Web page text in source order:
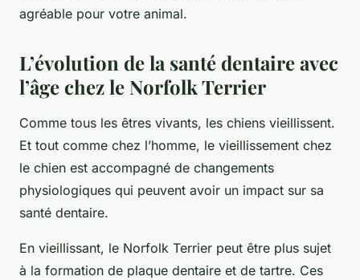
agréable pour votre animal.
L’évolution de la santé dentaire avec
l’âge chez le Norfolk Terrier
Comme tous les êtres vivants, les chiens vieillissent.
Et tout comme chez l’homme, le vieillissement chez
le chien est accompagné de changements
physiologiques qui peuvent avoir un impact sur sa
santé dentaire.
En vieillissant, le Norfolk Terrier peut être plus sujet
à la formation de plaque dentaire et de tartre. Ces